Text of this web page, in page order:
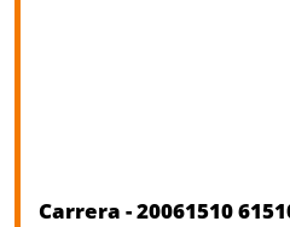
Carrera - 20061510